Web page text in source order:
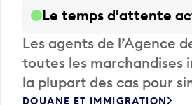
Le temps d'attente
Les agents de l’Agence
toutes les marchandises
la plupart des cas pour
DOUANE ET IMMIGRATION